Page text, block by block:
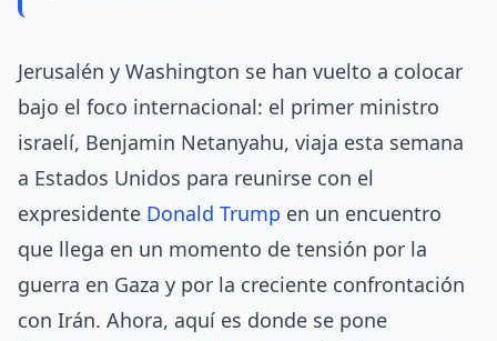
Jerusalén y Washington se han vuelto a colocar
bajo el foco internacional: el primer ministro
israelí, Benjamin Netanyahu, viaja esta semana
a Estados Unidos para reunirse con el
expresidente Donald Trump en un encuentro
que llega en un momento de tensión por la
guerra en Gaza y por la creciente confrontación
con Irán. Ahora, aquí es donde se pone